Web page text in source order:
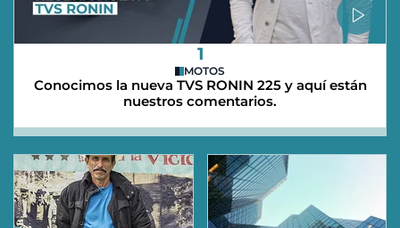
1
MOTOS
Conocimos la nueva TVS RONIN 225 y aquí están
nuestros comentarios.